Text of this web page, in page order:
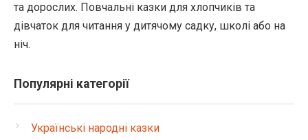
та дорослих. Повчальні казки для хлопчиків та
дівчаток для читання у дитячому садку, школі або на
ніч.
Популярні категорії
Українські народні казки